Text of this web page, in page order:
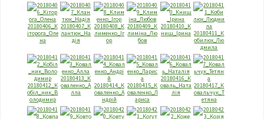
20180406_К
iторога_Оле
на
20180407_К
лантюк_На
дiя
20180408_К
лименко_Iг
ор
20180409_К
лимiна_Лю
бов
20180410_К
ниш_Iрина 20180411_К
обилюх_Лю
дмила
20180412_К
обiл_ник_В
олодимир
20180413_К
оваленко_А
лла
20180414_К
оваленко_А
ндрiй
20180415_К
оваленко_Л
ариса
20180416_К
оваль_Ната
лiя
20180417_К
овальчук_Т
етяна